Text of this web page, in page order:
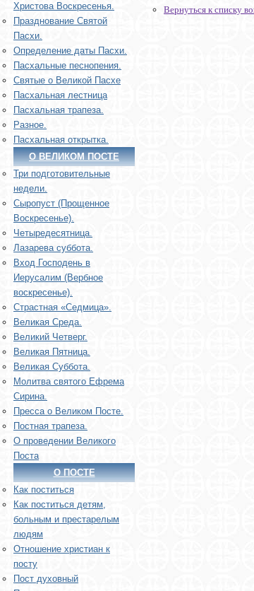
Христова Воскресенья.
Празднование Святой
Пасхи.
Определение даты Пасхи.
Пасхальные песнопения.
Святые о Великой Пасхе
Пасхальная лестница
Пасхальная трапеза.
Разное.
Пасхальная открытка.
О ВЕЛИКОМ ПОСТЕ
Три подготовительные
недели.
Сыропуст (Прощенное
Воскресенье).
Четыредесятница.
Лазарева суббота.
Вход Господень в
Иерусалим (Вербное
воскресенье).
Страстная «Седмица».
Великая Среда.
Великий Четверг.
Великая Пятница.
Великая Суббота.
Молитва святого Ефрема
Сирина.
Пресса о Великом Посте.
Постная трапеза.
О проведении Великого
Поста
О ПОСТЕ
Как поститься
Как поститься детям,
больным и престарелым
людям
Отношение христиан к
посту
Пост духовный
Вернуться к списку